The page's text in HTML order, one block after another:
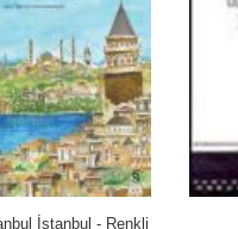
İstanbul - Renkli